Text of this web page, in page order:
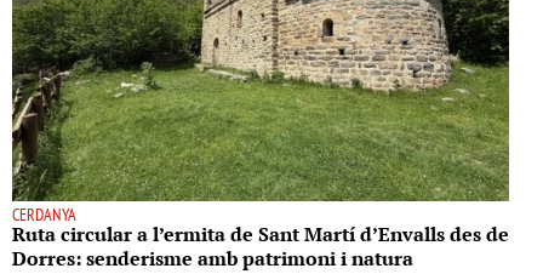
CERDANYA
Ruta circular a l’ermita de Sant Martí d’Envalls des de
Dorres: senderisme amb patrimoni i natura